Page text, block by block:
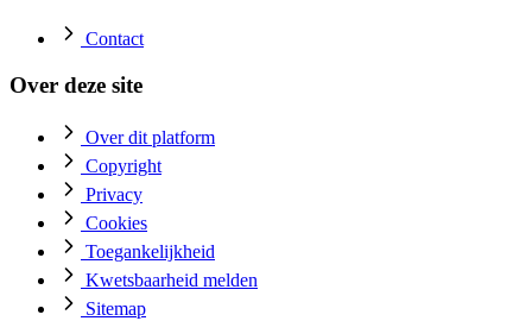
Contact
Over deze site
Over dit platform
Copyright
Privacy
Cookies
Toegankelijkheid
Kwetsbaarheid melden
Sitemap